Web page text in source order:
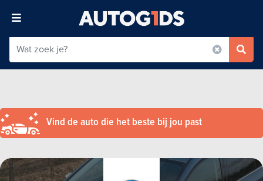
Vind de auto die het beste bij jou past